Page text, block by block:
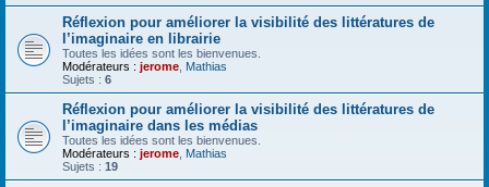
Réflexion pour améliorer la visibilité des littératures de
l’imaginaire en librairie
Toutes les idées sont les bienvenues.
Modérateurs : jerome Mathias
Sujets : 6
Réflexion pour améliorer la visibilité des littératures de
l’imaginaire dans les médias
Toutes les idées sont les bienvenues.
Modérateurs : jerome Mathias
Sujets : 19